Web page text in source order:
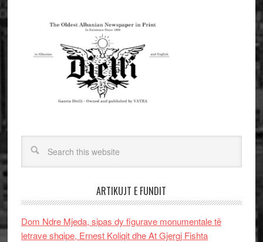
ARTIKUJT E FUNDIT
Dom Ndre Mjeda, sipas dy figurave monumentale të
letrave shqipe, Ernest Koliqit dhe At Gjergj Fishta